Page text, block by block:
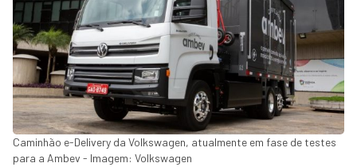
Caminhão e-Delivery da Volkswagen, atualmente em fase de testes
para a Ambev - Imagem: Volkswagen